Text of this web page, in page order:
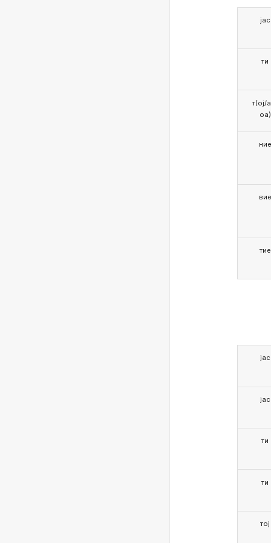
јас
ти
т(ој/
оа)
ние
вие
тие
јас
јас
ти
ти
тој